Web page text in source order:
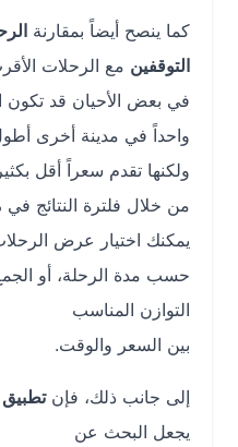
كما ينصح أيضاً بمقارنةالرحلات
التوقفينمع الرحلات الأقرب
في بعض الأحيان قد تكون
واحداً في مدينة أخرى أطول
ولكنها تقدم سعراً أقل بكثير من
من خلال فلترة النتائج فيمحرك
يمكنك اختيار عرض الرحلات
حسب مدة الرحلة، أو الجمع بين
التوازن المناسب
بين السعر والوقت.
إلى جانب ذلك، فإنتطبيق
يجعل البحث عن